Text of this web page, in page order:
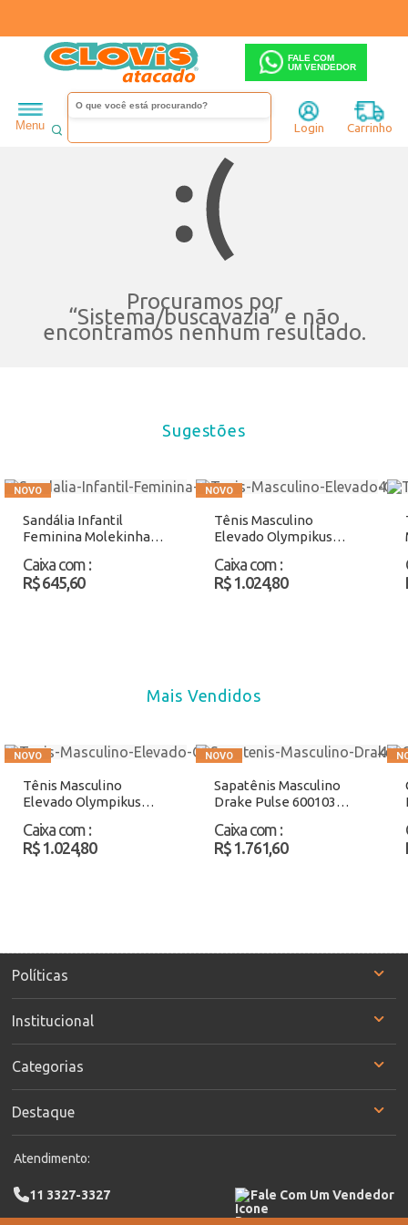
FALE COM
UM VENDEDOR
Menu Login Carrinho
Procuramos por
“Sistema/buscavazia” e não
encontramos nenhum resultado.
Sugestões
Sandália Infantil
Feminina Molekinha
Caixa com :
R$ 645,60
Tênis Masculino
Elevado Olympikus
Atacado
Caixa com :
R$ 1.024,80
Mais Vendidos
Tênis Masculino
Elevado Olympikus
Atacado
Caixa com :
R$ 1.024,80
Sapatênis Masculino
Drake Pulse 600103
Caixa com :
R$ 1.761,60
Políticas
Institucional
Categorias
Destaque
Atendimento:
11 3327-3327 Fale Com Um Vendedor